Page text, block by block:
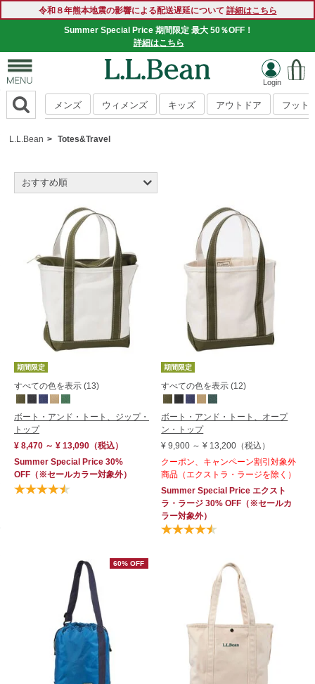
令和８年熊本地震の影響による配送遅延について 詳細はこちら
Summer Special Price 期間限定 最大 50％OFF！
詳細はこちら
メンズ ウィメンズ キッズ アウトドア フット
L.L.Bean Totes&Travel
おすすめ順
価格の安い順
価格の高い順
レビュー評価順
売れてる順
在庫順
新着順
期間限定
すべての色を表示 (13)
ボート・アンド・トート、ジップ・
トップ
¥ 8,470 ～ ¥ 13,090 （税込）
Summer Special Price 30%
OFF （※セールカラー対象外）
期間限定
すべての色を表示 (12)
ボート・アンド・トート、オープ
ン・トップ
¥ 9,900 ～¥ 13,200 （税込）
クーポン、キャンペーン割引対象外
商品（エクストラ・ラージを除く）
Summer Special Price エクスト
ラ・ラージ 30% OFF （※セールカ
ラー対象外）
60% OFF